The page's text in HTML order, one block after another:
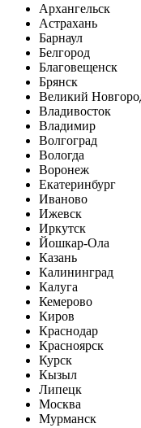
Архангельск
Астрахань
Барнаул
Белгород
Благовещенск
Брянск
Великий
Владивосток
Владимир
Волгоград
Вологда
Воронеж
Екатеринбург
Иваново
Ижевск
Иркутск
Йошкар-Ола
Казань
Калининград
Калуга
Кемерово
Киров
Краснодар
Красноярск
Курск
Кызыл
Липецк
Москва
Мурманск